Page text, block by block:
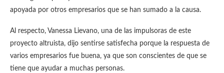
apoyada por otros empresarios que se han sumado a la causa.
Al respecto, Vanessa Lievano, una de las impulsoras de este
proyecto altruista, dijo sentirse satisfecha porque la respuesta de
varios empresarios fue buena, ya que son conscientes de que se
tiene que ayudar a muchas personas.